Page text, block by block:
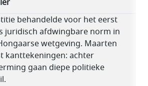
behandelde voor het eerst
juridisch afdwingbare norm in
wetgeving. Maarten
kanttekeningen: achter
gaan diepe politieke